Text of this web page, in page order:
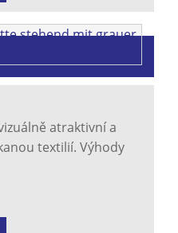
atraktivní a
textilií. Výhody